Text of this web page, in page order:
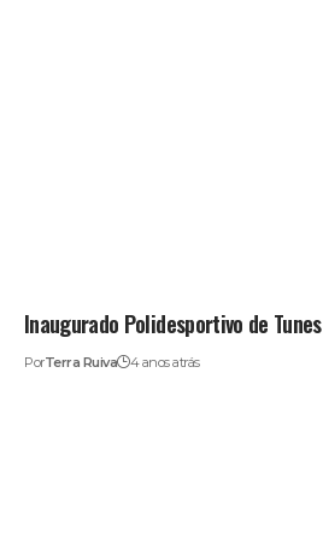
Inaugurado Polidesportivo de Tunes
PorTerra Ruiva 4 anos atrás